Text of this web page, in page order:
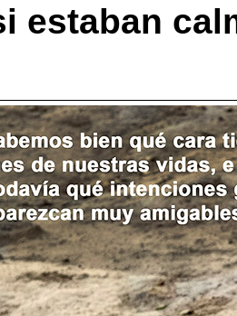
estaban